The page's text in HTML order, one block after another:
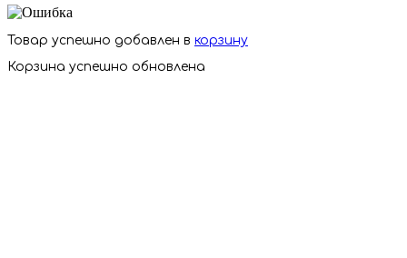
Товар успешно добавлен в корзину
Корзина успешно обновлена